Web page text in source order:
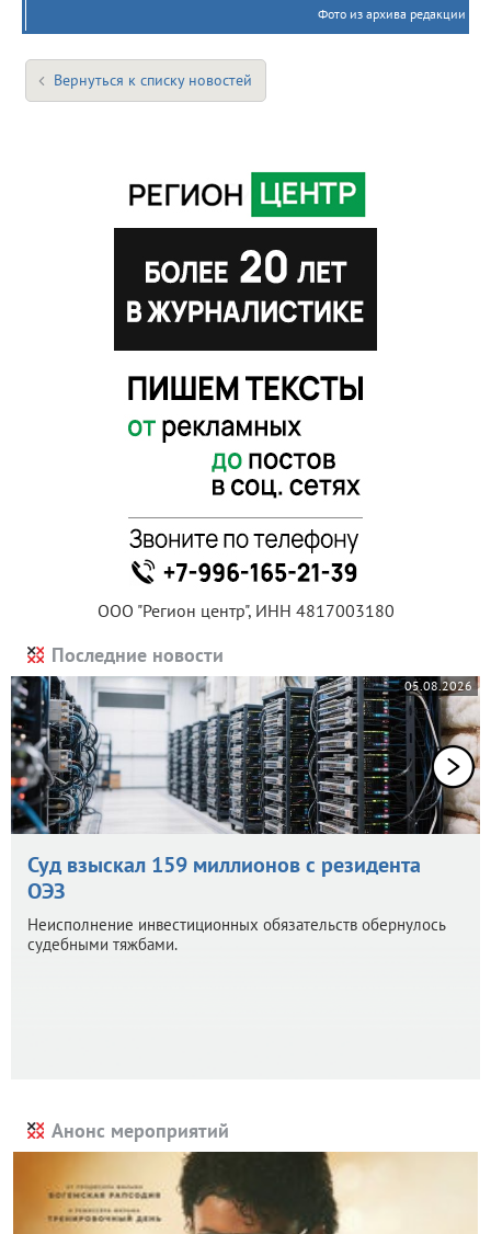
Фото из архива редакции
Вернуться к списку новостей
ООО "Регион центр", ИНН 4817003180
Последние новости
05.08.2026
Суд взыскал 159 миллионов с резидента
ОЭЗ
Неисполнение инвестиционных обязательств обернулось
судебными тяжбами.
Анонс мероприятий